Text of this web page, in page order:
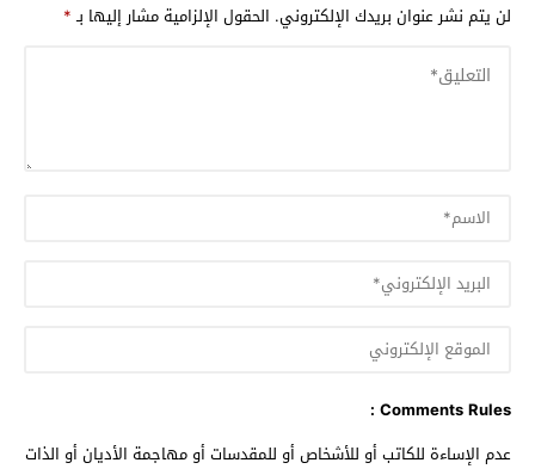
لن يتم نشر عنوان بريدك الإلكتروني. الحقول الإلزامية مشار إليها بـ*
Comments Rules :
عدم الإساءة للكاتب أو للأشخاص أو للمقدسات أو مهاجمة الأديان أو الذات